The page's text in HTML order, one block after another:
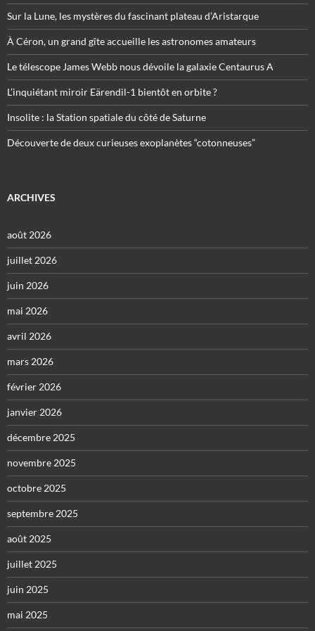
Sur la Lune, les mystères du fascinant plateau d’Aristarque
À Céron, un grand gîte accueille les astronomes amateurs
Le télescope James Webb nous dévoile la galaxie Centaurus A
L’inquiétant miroir Eärendil-1 bientôt en orbite ?
Insolite : la Station spatiale du côté de Saturne
Découverte de deux curieuses exoplanètes “cotonneuses”
ARCHIVES
août 2026
juillet 2026
juin 2026
mai 2026
avril 2026
mars 2026
février 2026
janvier 2026
décembre 2025
novembre 2025
octobre 2025
septembre 2025
août 2025
juillet 2025
juin 2025
mai 2025